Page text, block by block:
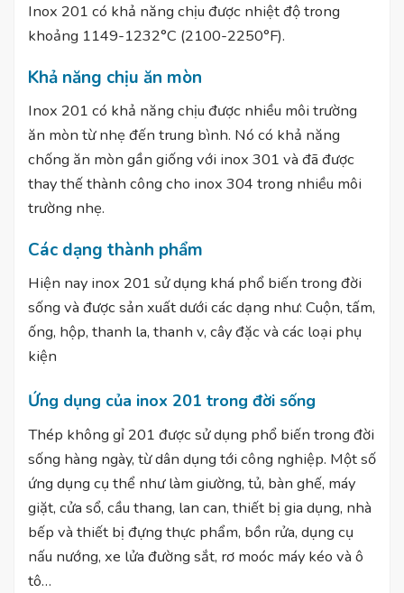
Inox 201 có khả năng chịu được nhiệt độ trong
khoảng 1149-1232°C (2100-2250°F).
Khả năng chịu ăn mòn
Inox 201 có khả năng chịu được nhiều môi trường
ăn mòn từ nhẹ đến trung bình. Nó có khả năng
chống ăn mòn gần giống với inox 301 và đã được
thay thế thành công cho inox 304 trong nhiều môi
trường nhẹ.
Các dạng thành phẩm
Hiện nay inox 201 sử dụng khá phổ biến trong đời
sống và được sản xuất dưới các dạng như: Cuộn, tấm,
ống, hộp, thanh la, thanh v, cây đặc và các loại phụ
kiện
Ứng dụng của inox 201 trong đời sống
Thép không gỉ 201 được sử dụng phổ biến trong đời
sống hàng ngày, từ dân dụng tới công nghiệp. Một số
ứng dụng cụ thể như làm giường, tủ, bàn ghế, máy
giặt, cửa sổ, cầu thang, lan can, thiết bị gia dụng, nhà
bếp và thiết bị đựng thực phẩm, bồn rửa, dụng cụ
nấu nướng, xe lửa đường sắt, rơ moóc máy kéo và ô
tô…